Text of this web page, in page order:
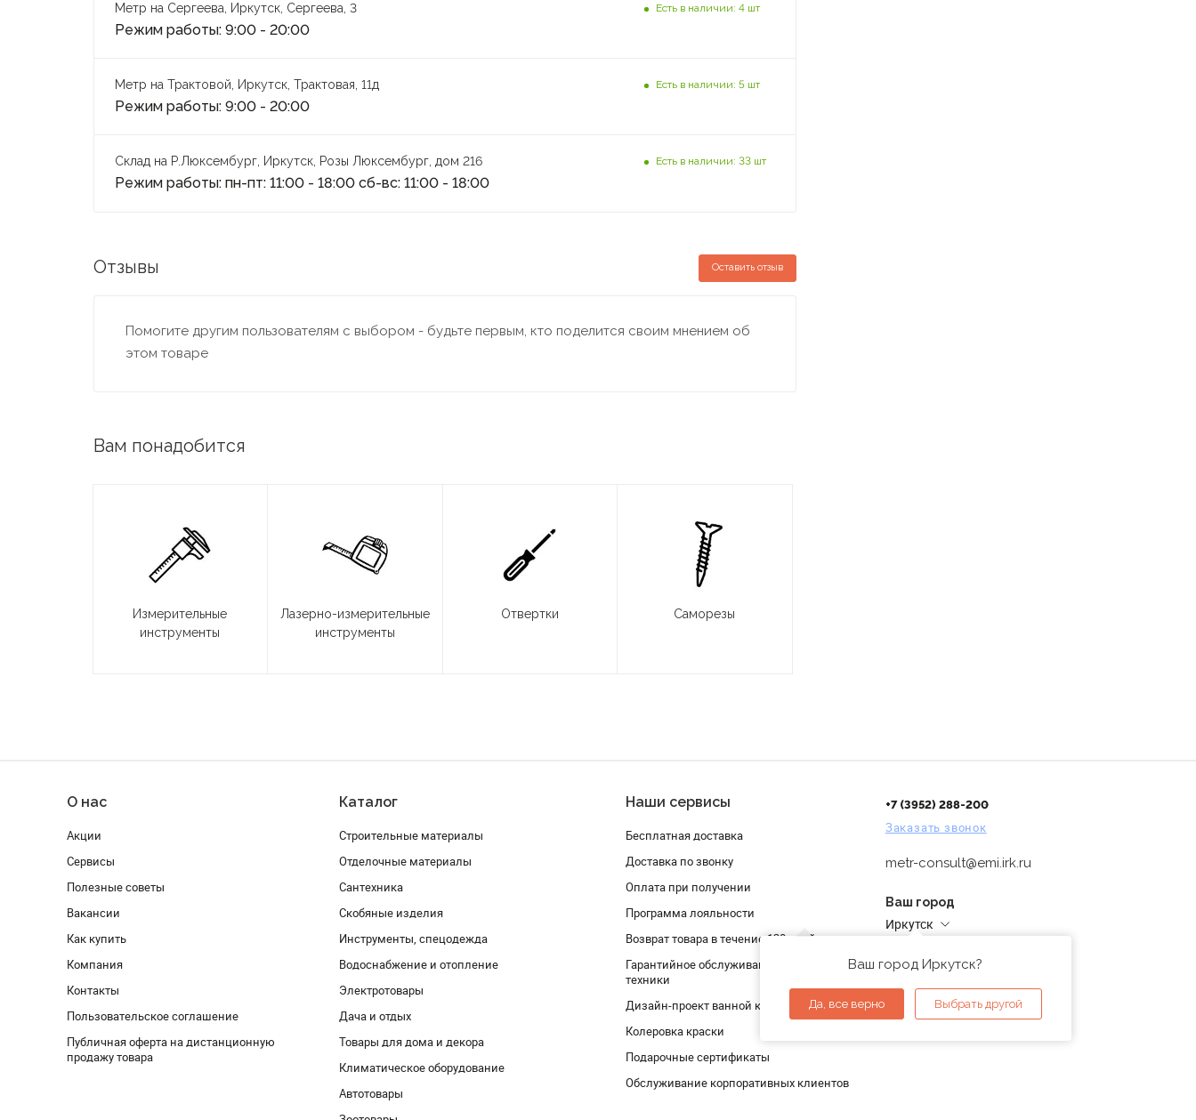
Метр на Сергеева, Иркутск, Сергеева, 3
Режим работы: 9:00 - 20:00
Есть в наличии: 4 шт
Метр на Трактовой, Иркутск, Трактовая, 11д
Режим работы: 9:00 - 20:00
Есть в наличии: 5 шт
Склад на Р.Люксембург, Иркутск, Розы Люксембург, дом 216
Режим работы: пн-пт: 11:00 - 18:00 сб-вс: 11:00 - 18:00
Есть в наличии: 33 шт
Отзывы Оставить отзыв
Помогите другим пользователям с выбором - будьте первым, кто поделится своим мнением об
этом товаре
Вам понадобится
Измерительные
инструменты
Лазерно-измерительные
инструменты
Отвертки Саморезы
О нас
Акции
Сервисы
Полезные советы
Вакансии
Как купить
Компания
Контакты
Пользовательское соглашение
Публичная оферта на дистанционную
продажу товара
Каталог
Строительные материалы
Отделочные материалы
Сантехника
Скобяные изделия
Инструменты, спецодежда
Водоснабжение и отопление
Электротовары
Дача и отдых
Товары для дома и декора
Климатическое оборудование
Автотовары
Наши сервисы
Бесплатная доставка
Доставка по звонку
Оплата при получении
Программа лояльности
Возврат товара в течение 120 дней
Гарантийное обслуживание и проверка
техники
Дизайн-проект ванной комнаты
Колеровка краски
Подарочные сертификаты
Обслуживание корпоративных клиентов
+7 (3952) 288-200
Заказать звонок
metr-consult@emi.irk.ru
Ваш город
Иркутск
Ваш город Иркутск?
Да, все верно Выбрать другой